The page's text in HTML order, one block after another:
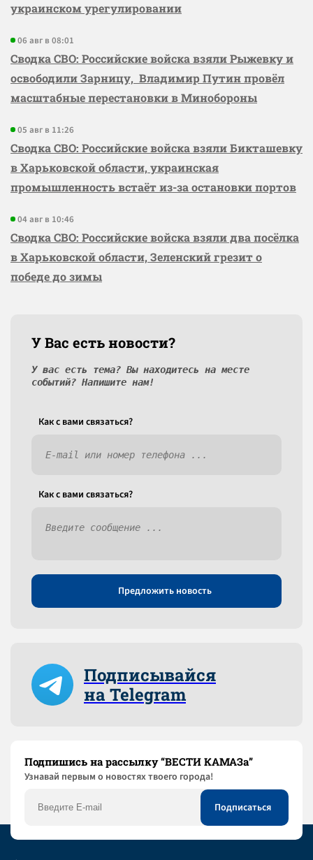
украинском урегулировании
06 авг в 08:01
Сводка СВО: Российские войска взяли Рыжевку и
освободили Зарницу, Владимир Путин провёл
масштабные перестановки в Минобороны
05 авг в 11:26
Сводка СВО: Российские войска взяли Бикташевку
в Харьковской области, украинская
промышленность встаёт из-за остановки портов
04 авг в 10:46
Сводка СВО: Российские войска взяли два посёлка
в Харьковской области, Зеленский грезит о
победе до зимы
У Вас есть новости?
У вас есть тема? Вы находитесь на месте
событий? Напишите нам!
Как c вами связаться?
Как c вами связаться?
Предложить новость
Подписывайся
на Telegram
Подпишись на рассылку “ВЕСТИ КАМАЗа”
Узнaвай первым о новостях твоего города!